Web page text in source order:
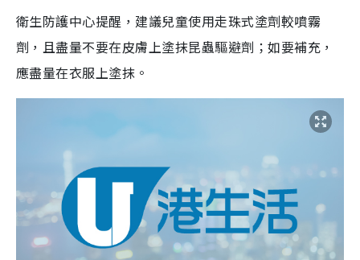
衛生防護中心提醒，建議兒童使用走珠式塗劑較噴霧
劑，且盡量不要在皮膚上塗抹昆蟲驅避劑；如要補充，
應盡量在衣服上塗抹。